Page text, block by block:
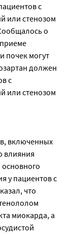
с
или стенозом
о
почек могут
должен
с
или стенозом
включенных
влияния
у пациентов с
что
миокарда, а